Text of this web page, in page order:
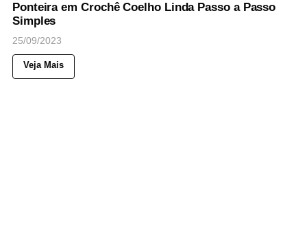
Ponteira em Crochê Coelho Linda Passo a Passo
Simples
25/09/2023
Veja Mais